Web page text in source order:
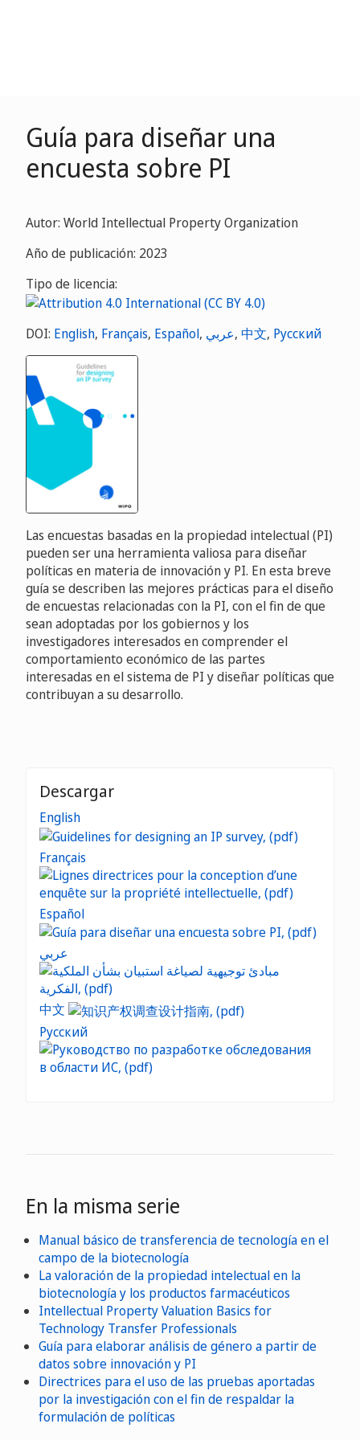
Guía para diseñar una
encuesta sobre PI
Autor: World Intellectual Property Organization
Año de publicación: 2023
Tipo de licencia:
DOI: English, Français, Español, عربي, 中文, Русский
Las encuestas basadas en la propiedad intelectual (PI)
pueden ser una herramienta valiosa para diseñar
políticas en materia de innovación y PI. En esta breve
guía se describen las mejores prácticas para el diseño
de encuestas relacionadas con la PI, con el fin de que
sean adoptadas por los gobiernos y los
investigadores interesados en comprender el
comportamiento económico de las partes
interesadas en el sistema de PI y diseñar políticas que
contribuyan a su desarrollo.
Descargar
English
Français
Español
عربي
中文
Русский
En la misma serie
Manual básico de transferencia de tecnología en el
campo de la biotecnología
La valoración de la propiedad intelectual en la
biotecnología y los productos farmacéuticos
Intellectual Property Valuation Basics for
Technology Transfer Professionals
Guía para elaborar análisis de género a partir de
datos sobre innovación y PI
Directrices para el uso de las pruebas aportadas
por la investigación con el fin de respaldar la
formulación de políticas